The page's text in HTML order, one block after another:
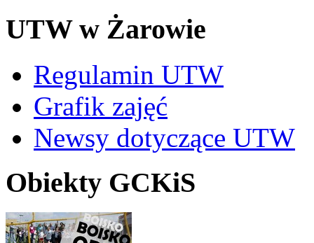
UTW w Żarowie
Regulamin UTW
Grafik zajęć
Newsy dotyczące UTW
Obiekty GCKiS